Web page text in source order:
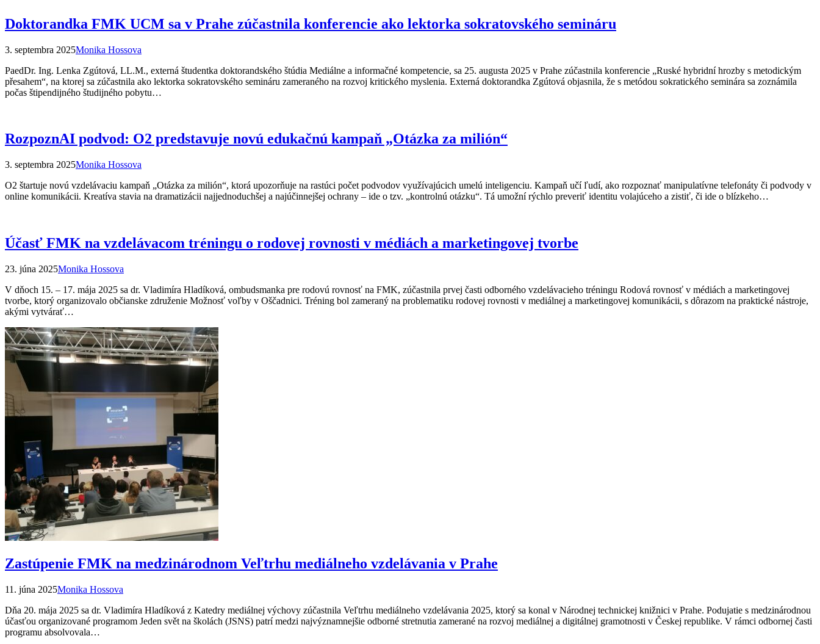
Doktorandka FMK UCM sa v Prahe zúčastnila konferencie ako lektorka sokratovského semináru
3. septembra 2025Monika Hossova
PaedDr. Ing. Lenka Zgútová, LL.M., externá študentka doktorandského štúdia Mediálne a informačné kompetencie, sa 25. augusta 2025 v Prahe zúčastnila konferencie „Ruské hybridní hrozby s metodickým
přesahem“, na ktorej sa zúčastnila ako lektorka sokratovského semináru zameraného na rozvoj kritického myslenia. Externá doktorandka Zgútová objasnila, že s metódou sokratického seminára sa zoznámila
počas štipendijného študijného pobytu…
RozpoznAI podvod: O2 predstavuje novú edukačnú kampaň „Otázka za milión“
3. septembra 2025Monika Hossova
O2 štartuje novú vzdelávaciu kampaň „Otázka za milión“, ktorá upozorňuje na rastúci počet podvodov využívajúcich umelú inteligenciu. Kampaň učí ľudí, ako rozpoznať manipulatívne telefonáty či podvody v
online komunikácii. Kreatíva stavia na dramatizácii najjednoduchšej a najúčinnejšej ochrany – ide o tzv. „kontrolnú otázku“. Tá umožní rýchlo preveriť identitu volajúceho a zistiť, či ide o blízkeho…
Účasť FMK na vzdelávacom tréningu o rodovej rovnosti v médiách a marketingovej tvorbe
23. júna 2025Monika Hossova
V dňoch 15. – 17. mája 2025 sa dr. Vladimíra Hladíková, ombudsmanka pre rodovú rovnosť na FMK, zúčastnila prvej časti odborného vzdelávacieho tréningu Rodová rovnosť v médiách a marketingovej
tvorbe, ktorý organizovalo občianske združenie Možnosť voľby v Oščadnici. Tréning bol zameraný na problematiku rodovej rovnosti v mediálnej a marketingovej komunikácii, s dôrazom na praktické nástroje,
akými vytvárať…
Zastúpenie FMK na medzinárodnom Veľtrhu mediálneho vzdelávania v Prahe
11. júna 2025Monika Hossova
Dňa 20. mája 2025 sa dr. Vladimíra Hladíková z Katedry mediálnej výchovy zúčastnila Veľtrhu mediálneho vzdelávania 2025, ktorý sa konal v Národnej technickej knižnici v Prahe. Podujatie s medzinárodnou
účasťou organizované programom Jeden svět na školách (JSNS) patrí medzi najvýznamnejšie odborné stretnutia zamerané na rozvoj mediálnej a digitálnej gramotnosti v Českej republike. V rámci odbornej časti
programu absolvovala…